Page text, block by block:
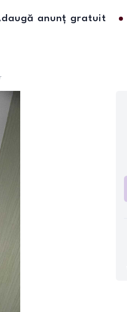
anunț gratuit